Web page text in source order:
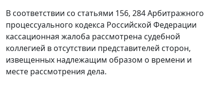
В соответствии со статьями 156, 284Арбитражного
процессуального кодекса Российской Федерации
кассационная жалоба рассмотрена судебной
коллегией в отсутствии представителей сторон,
извещенных надлежащим образом о времени и
месте рассмотрения дела.